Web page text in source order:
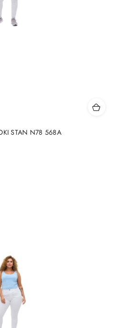
STAN N78 568A